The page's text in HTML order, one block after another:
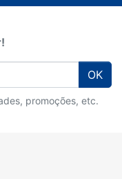
OK
promoções, etc.